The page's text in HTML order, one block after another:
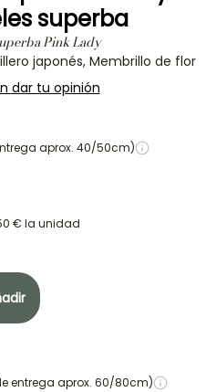
superba
Pink Lady
japonés, Membrillo de flor
dar tu opinión
aprox. 40/50cm)
€ la unidad
entrega aprox. 60/80cm)